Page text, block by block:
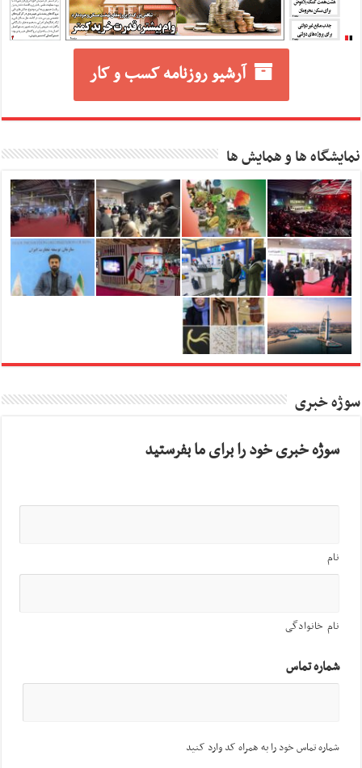
آرشیو روزنامه کسب و کار
نمایشگاه ها و همایش ها
سوژه خبری
سوژه خبری خود را برای ما بفرستید
نام
نام خانوادگی
شماره تماس
شماره تماس خود را به همراه کد وارد کنید